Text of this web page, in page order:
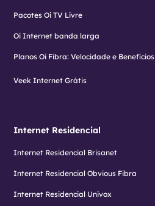
Pacotes Oi TV Livre
Oi Internet banda larga
Planos Oi Fibra: Velocidade e Benefícios
Veek Internet Grátis
Internet Residencial
Internet Residencial Brisanet
Internet Residencial Obvious Fibra
Internet Residencial Univox